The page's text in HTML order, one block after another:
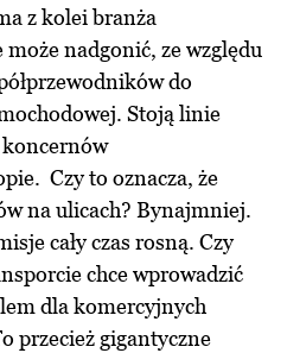
z kolei branża
nadgonić, ze względu
do
Stoją linie
Czy to oznacza, że
na ulicach? Bynajmniej.
cały czas rosną. Czy
chce wprowadzić
dla komercyjnych
przecież gigantyczne